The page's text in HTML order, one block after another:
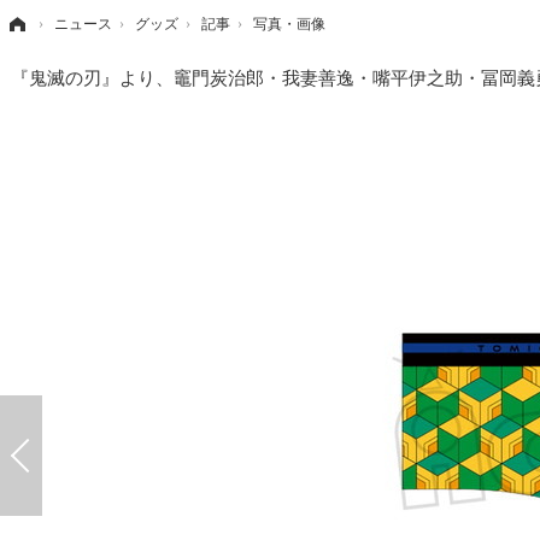
› ニュース › グッズ › 記事 › 写真・画像
『鬼滅の刃』より、竈門炭治郎・我妻善逸・嘴平伊之助・冨岡